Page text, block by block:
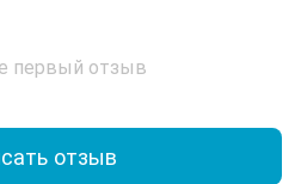
первый отзыв
отзыв